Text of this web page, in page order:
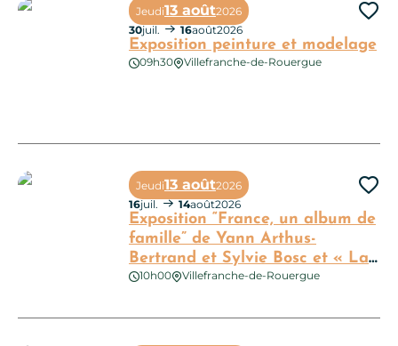
Exposition peinture et modelage
09h30 Villefranche-de-Rouergue
Jeudi13 août2026
30juil. 16août2026
Exposition “France, un album de
famille” de Yann Arthus-
Bertrand et Sylvie Bosc et « La
Cuisine Médiévale »
10h00 Villefranche-de-Rouergue
Jeudi13 août2026
16juil. 14août2026